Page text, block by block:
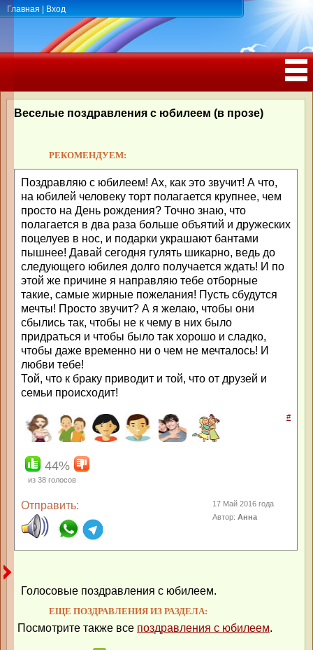
Главная Вход
РОЖДЕНИЯ, ЮБИЛЕЕМ
Веселые поздравления с юбилеем (в прозе)
РЕКОМЕНДУЕМ:
Поздравляю с юбилеем! Ах, как это звучит! А что,
на юбилей человеку торт полагается крупнее, чем
просто на День рождения? Точно знаю, что
полагается в два раза больше объятий и дружеских
поцелуев в нос, и подарки украшают бантами
пышнее! Давай сегодня гулять шикарно, ведь до
следующего юбилея долго получается ждать! И по
этой же причине я направляю тебе отборные
такие, самые жирные пожелания! Пусть сбудутся
мечты! Просто звучит? А я желаю, чтобы они
сбылись так, чтобы не к чему в них было
придраться и чтобы было так хорошо и сладко,
чтобы даже временно ни о чем не мечталось! И
любви тебе!
Той, что к браку приводит и той, что от друзей и
семьи происходит!
#
44%
из 38 голосов
Отправить:
17 Май 2016 года
Автор:Анна
Голосовые поздравления с юбилеем.
ЕЩЕ ПОЗДРАВЛЕНИЯ ИЗ РАЗДЕЛА:
Посмотрите также все поздравления с юбилеем.